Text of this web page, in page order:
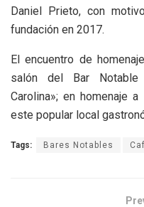
Daniel Prieto, con
fundación en 2017.
El encuentro de
salón del Bar
Carolina»; en homenaje
este popular local
Tags: Bares Notables